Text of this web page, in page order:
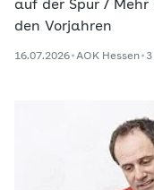
auf der Spur /
den Vorjahren
16.07.2026 AOK Hessen